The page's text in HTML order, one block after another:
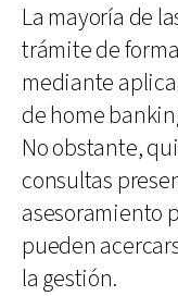
La mayoría de
trámite de
mediante
de home
No obstante,
consultas
asesoramiento
pueden
la gestión.